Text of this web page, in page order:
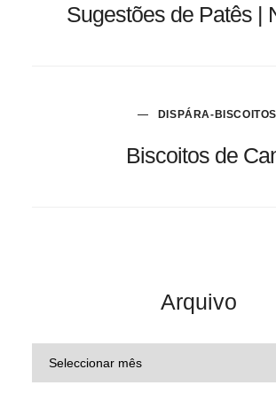
Sugestões de Patês |
DISPÁRA-BISCOITOS
Biscoitos de
Arquivo